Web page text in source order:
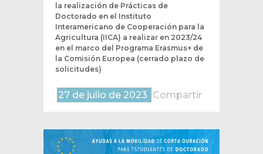
la realización de Prácticas de
Doctorado en el Instituto
Interamericano de Cooperación para la
Agricultura (IICA) a realizar en 2023/24
en el marco del Programa Erasmus+ de
la Comisión Europea (cerrado plazo de
solicitudes)
27 de julio de 2023 Compartir